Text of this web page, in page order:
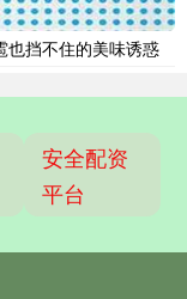
也挡不住的美味诱惑
安全配资
平台